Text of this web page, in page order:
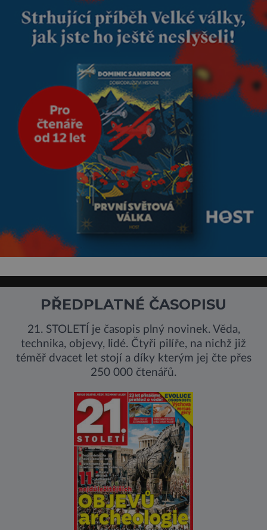
PŘEDPLATNÉ ČASOPISU
21. STOLETÍ je časopis plný novinek. Věda,
technika, objevy, lidé. Čtyři pilíře, na nichž již
téměř dvacet let stojí a díky kterým jej čte přes
250 000 čtenářů.